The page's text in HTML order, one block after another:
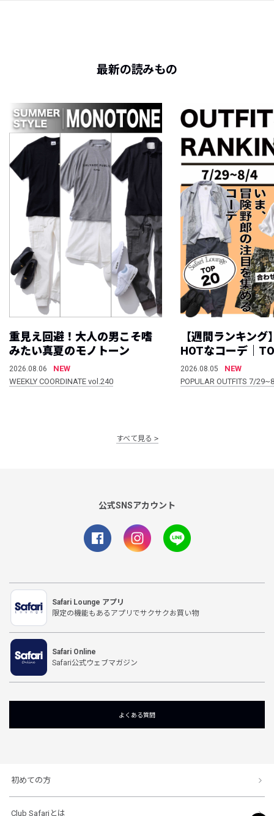
最新の読みもの
重見え回避！大人の男こそ嗜
みたい真夏のモノトーン
2026.08.06
NEW
WEEKLY COORDINATE vol.240
【週間ランキング
HOTなコーデ｜
2026.08.05
NEW
POPULAR OUTFITS 7/
すべて見る
公式SNSアカウント
Safari Lounge アプリ
限定の機能もあるアプリでサクサクお買い物
Safari Online
Safari公式ウェブマガジン
よくある質問
初めての方
Club Safariとは